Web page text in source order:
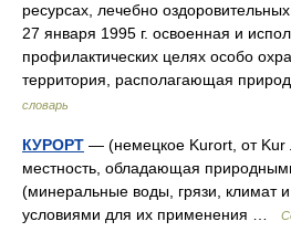
ресурсах, лечебно
27 января 1995 г. освоенная и
профилактических целях особо
территория, располагающая
словарь
КУРОРТ — (немецкое Kurort, от Kur
местность, обладающая
(минеральные воды, грязи, климат
условиями для их применения …